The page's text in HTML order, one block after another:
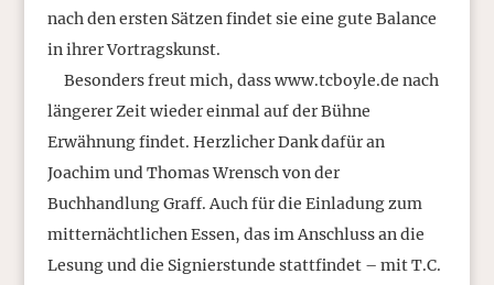
nach den ersten Sätzen findet sie eine gute Balance
in ihrer Vortragskunst.
Besonders freut mich, dass www.tcboyle.de nach
längerer Zeit wieder einmal auf der Bühne
Erwähnung findet. Herzlicher Dank dafür an
Joachim und Thomas Wrensch von der
Buchhandlung Graff. Auch für die Einladung zum
mitternächtlichen Essen, das im Anschluss an die
Lesung und die Signierstunde stattfindet – mit T.C.